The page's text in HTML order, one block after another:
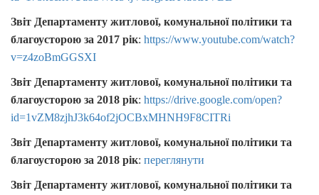
Звіт Департаменту житлової, комунальної політики та
благоусторою за 2017 рік: https://www.youtube.com/watch?
v=z4zoBmGGSXI
Звіт Департаменту житлової, комунальної політики та
благоусторою за 2018 рік: https://drive.google.com/open?
id=1vZM8zjhJ3k64of2jOCBxMHNH9F8CITRi
Звіт Департаменту житлової, комунальної політики та
благоусторою за 2018 рік: переглянути
Звіт Департаменту житлової, комунальної політики та